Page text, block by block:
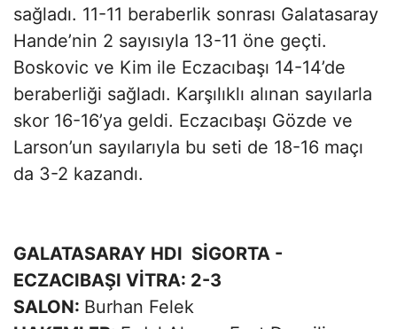
sağladı. 11-11 beraberlik sonrası Galatasaray
Hande’nin 2 sayısıyla 13-11 öne geçti.
Boskovic ve Kim ile Eczacıbaşı 14-14’de
beraberliği sağladı. Karşılıklı alınan sayılarla
skor 16-16’ya geldi. Eczacıbaşı Gözde ve
Larson’un sayılarıyla bu seti de 18-16 maçı
da 3-2 kazandı.
GALATASARAY HDI SİGORTA -
ECZACIBAŞI VİTRA: 2-3
SALON: Burhan Felek